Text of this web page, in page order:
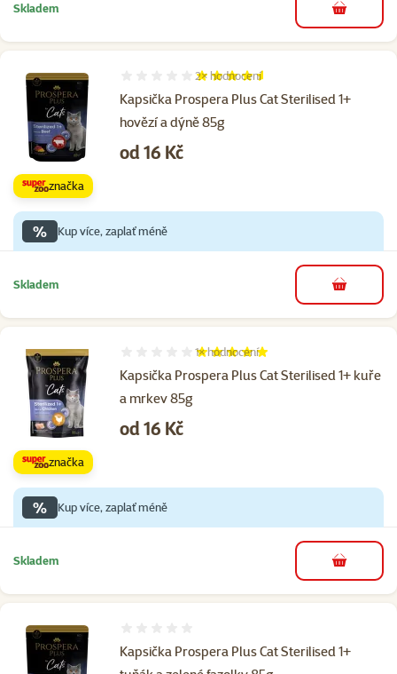
Skladem do košíku
Kapsička Prospera Plus Cat Sterilised 1+
hovězí a dýně 85g
Hodnocení 90%, počet hodnocení: 2
2× hodnocení
Cena
od 16 Kč
značka
% Kup více, zaplať méně
Skladem do košíku
Kapsička Prospera Plus Cat Sterilised 1+ kuře
a mrkev 85g
Hodnocení 100%, počet hodnocení: 1
1×hodnocení
Cena
od 16 Kč
značka
% Kup více, zaplať méně
Skladem do košíku
Kapsička Prospera Plus Cat Sterilised 1+